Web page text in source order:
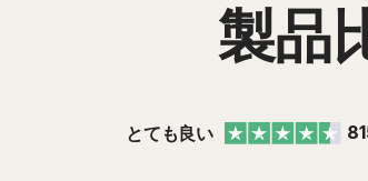
Android 版™
ノートン モ
製品
とても良い